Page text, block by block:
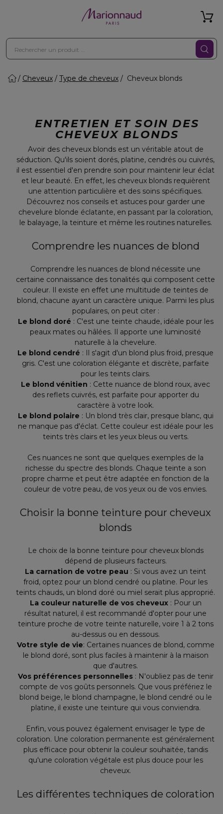
Cheveux Type de cheveux Cheveux blonds
ENTRETIEN ET SOIN DES
CHEVEUX BLONDS
Avoir des cheveux blonds est un véritable atout de
séduction. Qu'ils soient dorés, platine, cendrés ou cuivrés,
il est essentiel d'en prendre soin pour maintenir leur éclat
et leur beauté. En effet, les cheveux blonds requièrent
une attention particulière et des soins spécifiques.
Découvrez nos conseils et astuces pour garder une
chevelure blonde éclatante, en passant par la coloration,
le balayage, la teinture et même les routines naturelles.
Comprendre les nuances de blond
Comprendre les nuances de blond nécessite une
certaine connaissance des tonalités qui composent cette
couleur. Il existe en effet une multitude de teintes de
blond, chacune ayant un caractère unique. Parmi les plus
populaires, on peut citer :
Le blond doré : C'est une teinte chaude, idéale pour les
peaux mates ou hâlées. Il apporte une luminosité
naturelle à la chevelure.
Le blond cendré : Il s'agit d'un blond plus froid, presque
gris. C'est une coloration élégante et discrète, parfaite
pour les teints clairs.
Le blond vénitien : Cette nuance de blond roux, avec
des reflets cuivrés, est parfaite pour apporter du
caractère à votre look.
Le blond polaire : Un blond très clair, presque blanc, qui
ne manque pas d'éclat. Cette couleur est idéale pour les
teints très clairs et les yeux bleus ou verts.
Ces nuances ne sont que quelques exemples de la
richesse du spectre des blonds. Chaque teinte a son
propre charme et peut être adaptée en fonction de la
couleur de votre peau, de vos yeux ou de vos envies.
Choisir la bonne teinture pour cheveux
blonds
Le choix de la bonne teinture pour cheveux blonds
dépend de plusieurs facteurs.
La carnation de votre peau : Si vous avez un teint
froid, optez pour un blond cendré ou platine. Pour les
teints chauds, un blond doré ou miel serait plus approprié.
La couleur naturelle de vos cheveux: Pour un
résultat naturel, il est recommandé d'opter pour une
teinture proche de votre teinte naturelle, voire 1 à 2 tons
au-dessus ou en dessous.
Votre style de vie: Certaines nuances de blond, comme
le blond doré, sont plus faciles à maintenir à la maison
que d'autres.
Vos préférences personnelles: N'oubliez pas de tenir
compte de vos goûts personnels. Que vous préfériez le
blond beige, le blond champagne, le blond cendré ou le
platine, il existe une teinture qui vous conviendra.
Enfin, vous pouvez également envisager le type de
coloration. Une coloration permanente est généralement
plus efficace pour obtenir la couleur souhaitée, tandis
qu'une coloration végétale est plus douce pour les
cheveux.
Les différentes techniques de coloration